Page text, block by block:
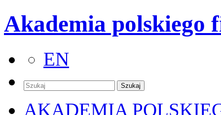
Akademia polskiego
EN
AKADEMIA